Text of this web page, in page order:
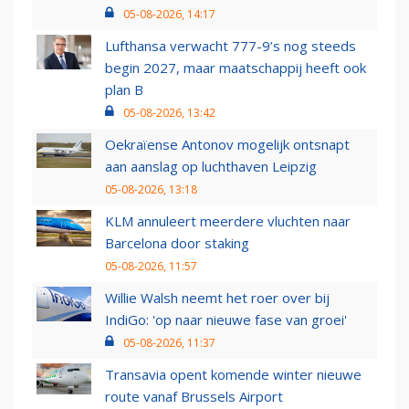
05-08-2026, 14:17
Lufthansa verwacht 777-9’s nog steeds
begin 2027, maar maatschappij heeft ook
plan B
05-08-2026, 13:42
Oekraïense Antonov mogelijk ontsnapt
aan aanslag op luchthaven Leipzig
05-08-2026, 13:18
KLM annuleert meerdere vluchten naar
Barcelona door staking
05-08-2026, 11:57
Willie Walsh neemt het roer over bij
IndiGo: 'op naar nieuwe fase van groei'
05-08-2026, 11:37
Transavia opent komende winter nieuwe
route vanaf Brussels Airport